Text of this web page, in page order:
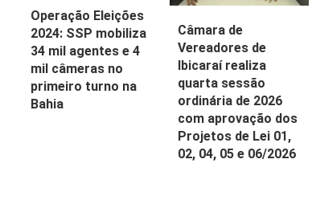
Operação Eleições
2024: SSP mobiliza
34 mil agentes e 4
mil câmeras no
primeiro turno na
Bahia
Câmara de
Vereadores de
Ibicaraí realiza
quarta sessão
ordinária de 2026
com aprovação dos
Projetos de Lei 01,
02, 04, 05 e 06/2026